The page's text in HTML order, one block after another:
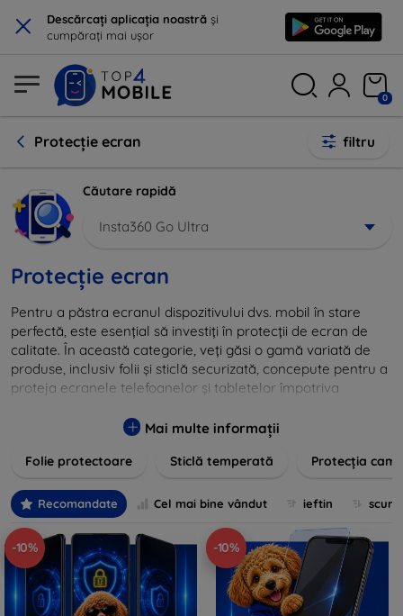
× Descărcați aplicația noastră și
cumpărați mai ușor
0
Protecție ecran filtru
Căutare rapidă
Insta360 Go Ultra
Protecție ecran
Pentru a păstra ecranul dispozitivului dvs. mobil în stare
perfectă, este esențial să investiți în protecții de ecran de
calitate. În această categorie, veți găsi o gamă variată de
produse, inclusiv folii și sticlă securizată, concepute pentru a
proteja ecranele telefoanelor și tabletelor împotriva
fabricate din materiale durabile și sunt ușor de aplicat,
Alegeți soluția care se potrivește cel mai bine nevoilor
dispozitivului. Asigurați-vă că investiția în tehnologie rămâne
intactă și arată ca nouă mult timp cu protecțiile de ecran din
oferta noastră.
Mai multe informații
Folie protectoare Sticlă temperată Protecția
Recomandate Cel mai bine vândut ieftin
-10% -10%